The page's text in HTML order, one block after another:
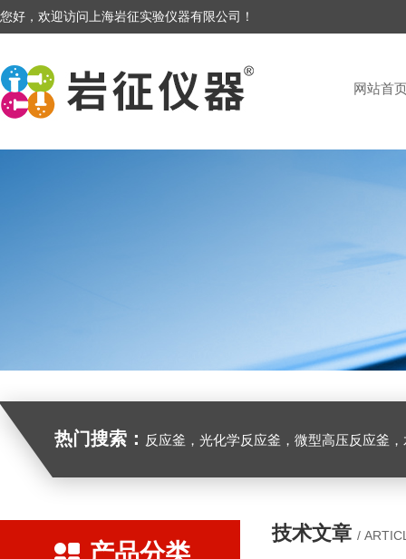
您好，欢迎访问上海岩征实验仪器有限公司！
网站首
热门搜索： 反应釜，光化学反应釜，微型高压反应釜
产品分类
技术文章 /